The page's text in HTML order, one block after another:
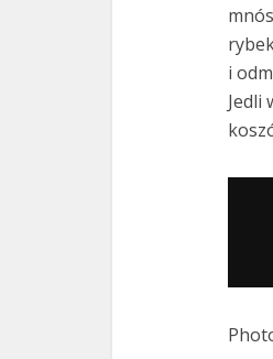
i
Jedli